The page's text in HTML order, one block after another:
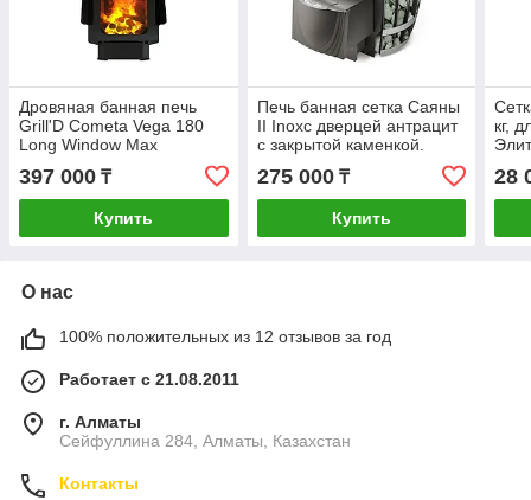
Дровяная банная печь
Grill'D Cometa Vega 180
Long Window Max
397 000 ₸
Купить
Печь банная сетка Саяны
II Inoxс дверцей антрацит
с закрытой каменкой.
275 000₸
Купить
кг,
28
О нас
100% положительных из 12 отзывов за год
Работает с 21.08.2011
г. Алматы
Сейфуллина 284, Алматы, Казахстан
Контакты